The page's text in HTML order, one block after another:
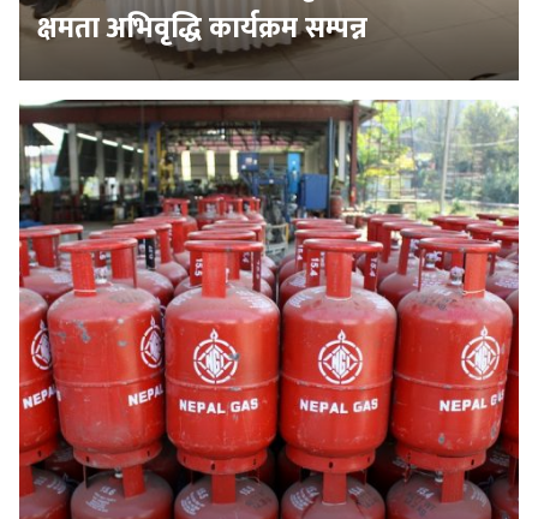
क्षमता अभिवृद्धि कार्यक्रम सम्पन्न